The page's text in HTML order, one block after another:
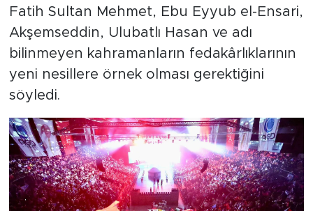
Fatih Sultan Mehmet, Ebu Eyyub el-Ensari,
Akşemseddin, Ulubatlı Hasan ve adı
bilinmeyen kahramanların fedakârlıklarının
yeni nesillere örnek olması gerektiğini
söyledi.